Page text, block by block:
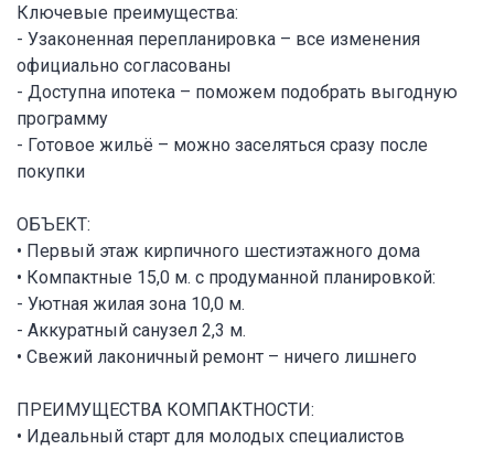
Ключевые преимущества:
- Узаконенная перепланировка – все изменения
официально согласованы
- Доступна ипотека – поможем подобрать выгодную
программу
- Готовое жильё – можно заселяться сразу после
покупки
ОБЪЕКТ:
• Первый этаж кирпичного шестиэтажного дома
• Компактные 15,0 м. с продуманной планировкой:
- Уютная жилая зона 10,0 м.
- Аккуратный санузел 2,3 м.
• Свежий лаконичный ремонт – ничего лишнего
ПРЕИМУЩЕСТВА КОМПАКТНОСТИ:
• Идеальный старт для молодых специалистов